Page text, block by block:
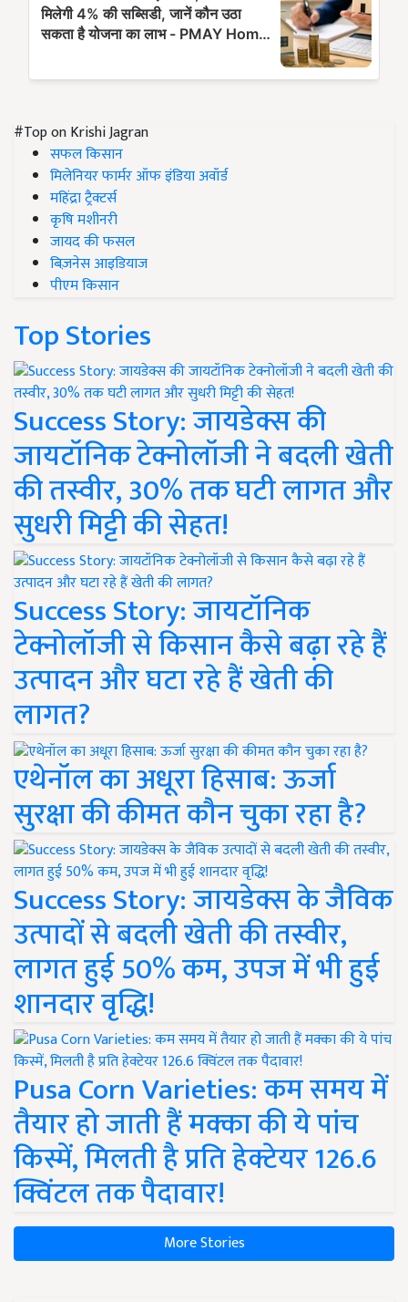
#Top on Krishi Jagran
सफल किसान
मिलेनियर फार्मर ऑफ इंडिया अवॉर्ड
महिंद्रा ट्रैक्टर्स
कृषि मशीनरी
जायद की फसल
बिज़नेस आइडियाज
पीएम किसान
Top Stories
Success Story: जायडेक्स की
जायटॉनिक टेक्नोलॉजी ने बदली खेती
की तस्वीर, 30% तक घटी लागत और
सुधरी मिट्टी की सेहत!
Success Story: जायटॉनिक
टेक्नोलॉजी से किसान कैसे बढ़ा रहे हैं
उत्पादन और घटा रहे हैं खेती की
लागत?
एथेनॉल का अधूरा हिसाब: ऊर्जा
सुरक्षा की कीमत कौन चुका रहा है?
Success Story: जायडेक्स के जैविक
उत्पादों से बदली खेती की तस्वीर,
लागत हुई 50% कम, उपज में भी हुई
शानदार वृद्धि!
Pusa Corn Varieties: कम समय में
तैयार हो जाती हैं मक्का की ये पांच
किस्में, मिलती है प्रति हेक्टेयर 126.6
क्विंटल तक पैदावार!
More Stories